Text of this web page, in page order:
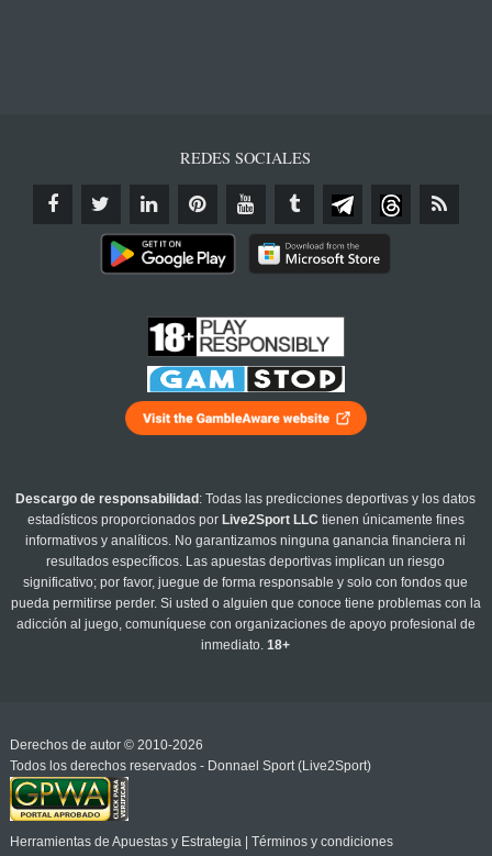
REDES SOCIALES
Descargo de responsabilidad : Todas las predicciones deportivas y los datos
estadísticos proporcionados por Live2Sport LLC tienen únicamente fines
informativos y analíticos. No garantizamos ninguna ganancia financiera ni
resultados específicos. Las apuestas deportivas implican un riesgo
significativo; por favor, juegue de forma responsable y solo con fondos que
pueda permitirse perder. Si usted o alguien que conoce tiene problemas con la
adicción al juego, comuníquese con organizaciones de apoyo profesional de
inmediato.18+
Derechos de autor © 2010-2026
Todos los derechos reservados - Donnael Sport (Live2Sport)
Herramientas de Apuestas y Estrategia| Términos y condiciones